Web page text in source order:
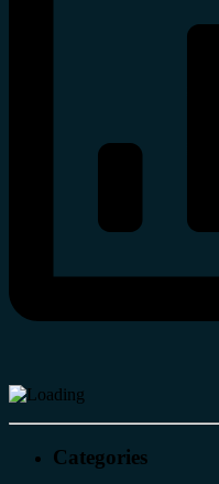
Categories